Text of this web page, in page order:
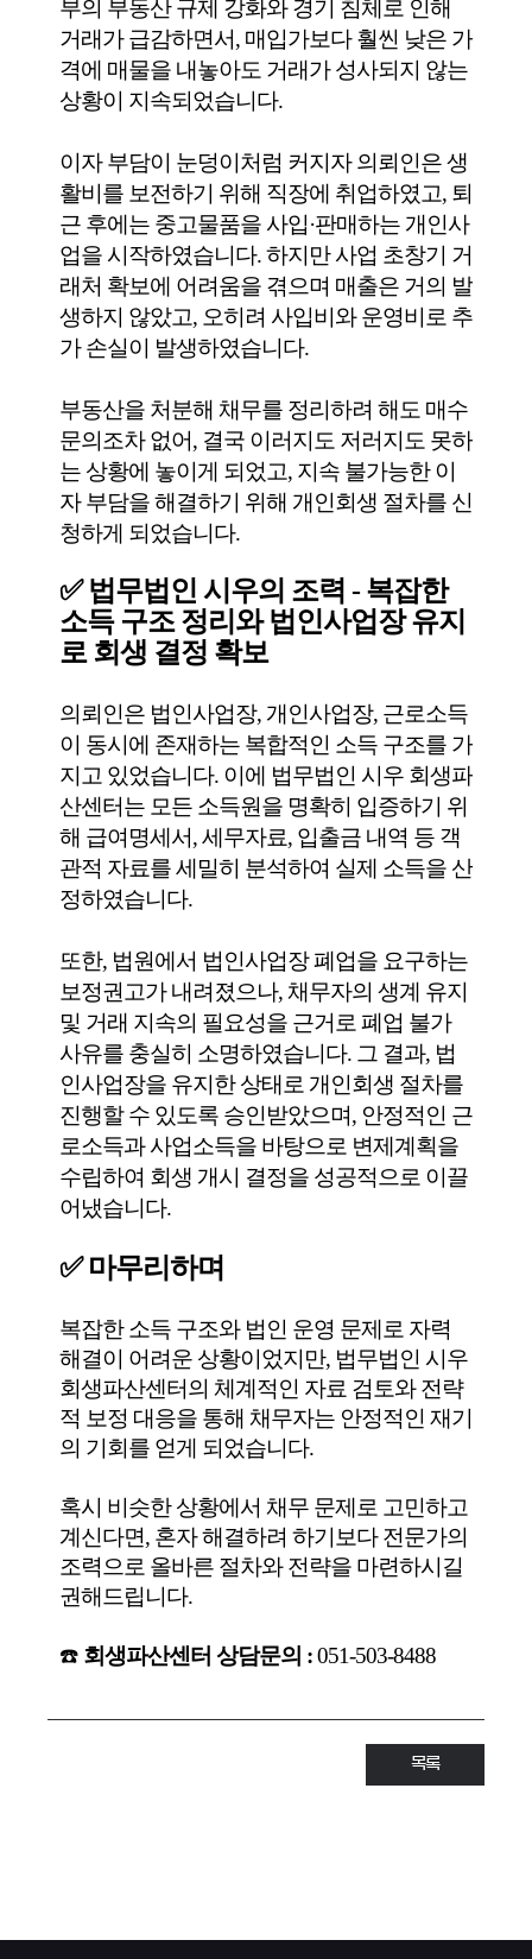
부의 부동산 규제 강화와 경기 침체로 인해
거래가 급감하면서, 매입가보다 훨씬 낮은 가
격에 매물을 내놓아도 거래가 성사되지 않는
상황이 지속되었습니다.
이자 부담이 눈덩이처럼 커지자 의뢰인은 생
활비를 보전하기 위해 직장에 취업하였고, 퇴
근 후에는 중고물품을 사입·판매하는 개인사
업을 시작하였습니다. 하지만 사업 초창기 거
래처 확보에 어려움을 겪으며 매출은 거의 발
생하지 않았고, 오히려 사입비와 운영비로 추
가 손실이 발생하였습니다.
부동산을 처분해 채무를 정리하려 해도 매수
문의조차 없어, 결국 이러지도 저러지도 못하
는 상황에 놓이게 되었고, 지속 불가능한 이
자 부담을 해결하기 위해 개인회생 절차를 신
청하게 되었습니다.
✅ 법무법인 시우의 조력 - 복잡한
소득 구조 정리와 법인사업장 유지
로 회생 결정 확보
의뢰인은 법인사업장, 개인사업장, 근로소득
이 동시에 존재하는 복합적인 소득 구조를 가
지고 있었습니다. 이에 법무법인 시우 회생파
산센터는 모든 소득원을 명확히 입증하기 위
해 급여명세서, 세무자료, 입출금 내역 등 객
관적 자료를 세밀히 분석하여 실제 소득을 산
정하였습니다.
또한, 법원에서 법인사업장 폐업을 요구하는
보정권고가 내려졌으나, 채무자의 생계 유지
및 거래 지속의 필요성을 근거로 폐업 불가
사유를 충실히 소명하였습니다. 그 결과, 법
인사업장을 유지한 상태로 개인회생 절차를
진행할 수 있도록 승인받았으며, 안정적인 근
로소득과 사업소득을 바탕으로 변제계획을
수립하여 회생 개시 결정을 성공적으로 이끌
어냈습니다.
✅ 마무리하며
복잡한 소득 구조와 법인 운영 문제로 자력
해결이 어려운 상황이었지만, 법무법인 시우
회생파산센터의 체계적인 자료 검토와 전략
적 보정 대응을 통해 채무자는 안정적인 재기
의 기회를 얻게 되었습니다.
혹시 비슷한 상황에서 채무 문제로 고민하고
계신다면, 혼자 해결하려 하기보다 전문가의
조력으로 올바른 절차와 전략을 마련하시길
권해드립니다.
☎️ 회생파산센터 상담문의 :051-503-8488
목록